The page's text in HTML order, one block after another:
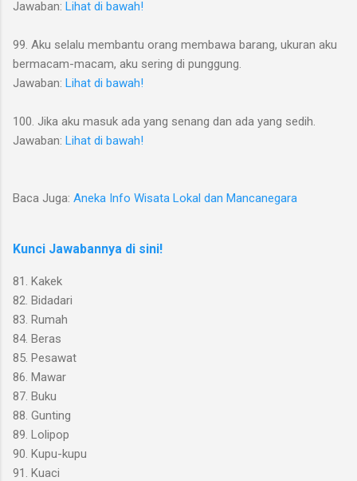
Jawaban: Lihat di bawah!
99. Aku selalu membantu orang membawa barang, ukuran aku
bermacam-macam, aku sering di punggung.
Jawaban: Lihat di bawah!
100. Jika aku masuk ada yang senang dan ada yang sedih.
Jawaban: Lihat di bawah!
Baca Juga: Aneka Info Wisata Lokal dan Mancanegara
Kunci Jawabannya di sini!
81. Kakek
82. Bidadari
83. Rumah
84. Beras
85. Pesawat
86. Mawar
87. Buku
88. Gunting
89. Lolipop
90. Kupu-kupu
91. Kuaci